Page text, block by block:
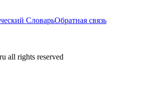
СловарьОбратная связь
all rights reserved